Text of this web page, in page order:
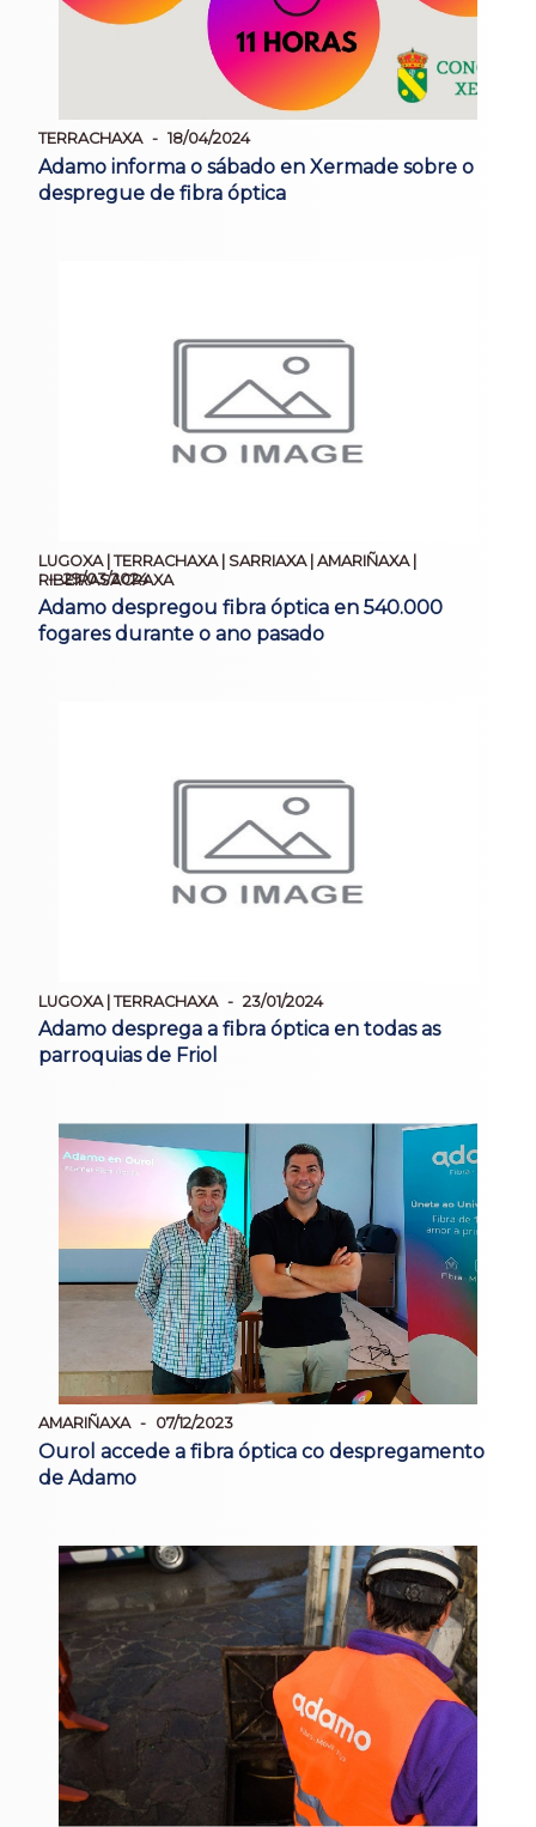
TERRACHAXA 18/04/2024
Adamo informa o sábado en Xermade sobre o
despregue de fibra óptica
LUGOXA | TERRACHAXA | SARRIAXA | AMARIÑAXA |
RIBEIRASACRAXA
29/03/2024
Adamo despregou fibra óptica en 540.000
fogares durante o ano pasado
LUGOXA | TERRACHAXA 23/01/2024
Adamo desprega a fibra óptica en todas as
parroquias de Friol
AMARIÑAXA 07/12/2023
Ourol accede a fibra óptica co despregamento
de Adamo